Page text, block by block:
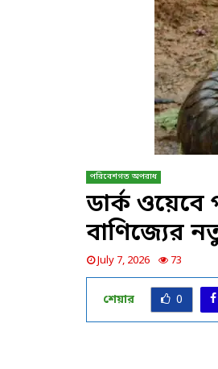
পরিবেশগত অপরাধ
ডার্ক ওয়েবে
বাণিজ্যের
July 7, 2026 73
শেয়ার 0